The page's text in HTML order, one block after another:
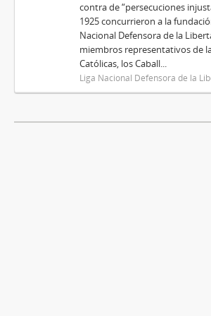
contra de “persecuciones
1925 concurrieron a la
Nacional Defensora de la
miembros representativos de
Católicas, los Caball...
Liga Nacional Defensora de la